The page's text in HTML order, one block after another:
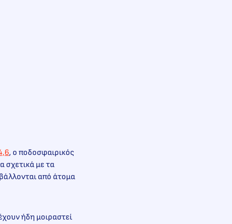
, ο ποδοσφαιρικός
σχετικά με τα
από άτομα
ήδη μοιραστεί